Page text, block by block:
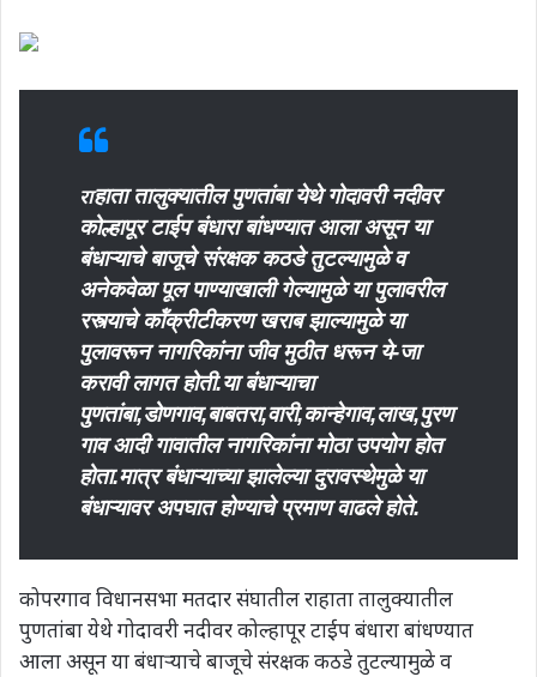
राहाता तालुक्यातील पुणतांबा येथे गोदावरी नदीवर
कोल्हापूर टाईप बंधारा बांधण्यात आला असून या
बंधाऱ्याचे बाजूचे संरक्षक कठडे तुटल्यामुळे व
अनेकवेळा पूल पाण्याखाली गेल्यामुळे या पुलावरील
रस्त्याचे कॉंक्रीटीकरण खराब झाल्यामुळे या
पुलावरून नागरिकांना जीव मुठीत धरून ये-जा
करावी लागत होती.या बंधाऱ्याचा
पुणतांबा,डोणगाव,बाबतरा,वारी,कान्हेगाव,लाख,पुरण
गाव आदी गावातील नागरिकांना मोठा उपयोग होत
होता.मात्र बंधाऱ्याच्या झालेल्या दुरावस्थेमुळे या
बंधाऱ्यावर अपघात होण्याचे प्रमाण वाढले होते.
कोपरगाव विधानसभा मतदार संघातील राहाता तालुक्यातील
पुणतांबा येथे गोदावरी नदीवर कोल्हापूर टाईप बंधारा बांधण्यात
आला असून या बंधाऱ्याचे बाजूचे संरक्षक कठडे तुटल्यामुळे व